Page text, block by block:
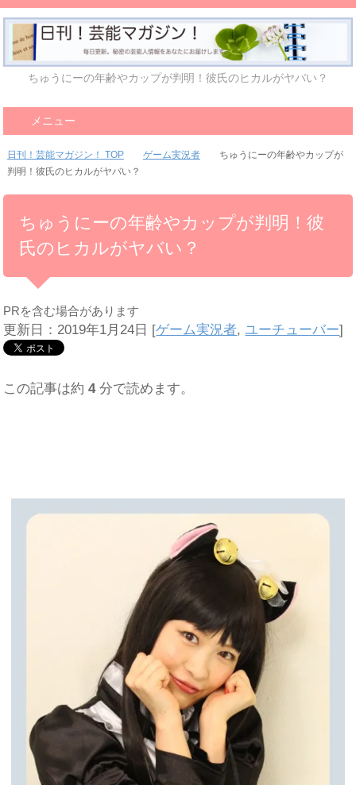
ちゅうにーの年齢やカップが判明！彼氏のヒカルがヤバい？
メニュー
日刊！芸能マガジン！ TOP ゲーム実況者
ちゅうにーの年齢やカップが
判明！彼氏のヒカルがヤバい？
ちゅうにーの年齢やカップが判明！彼
氏のヒカルがヤバい？
PRを含む場合があります
更新日：2019年1月24日 [ゲーム実況者,ユーチューバー]
この記事は約4分で読めます。